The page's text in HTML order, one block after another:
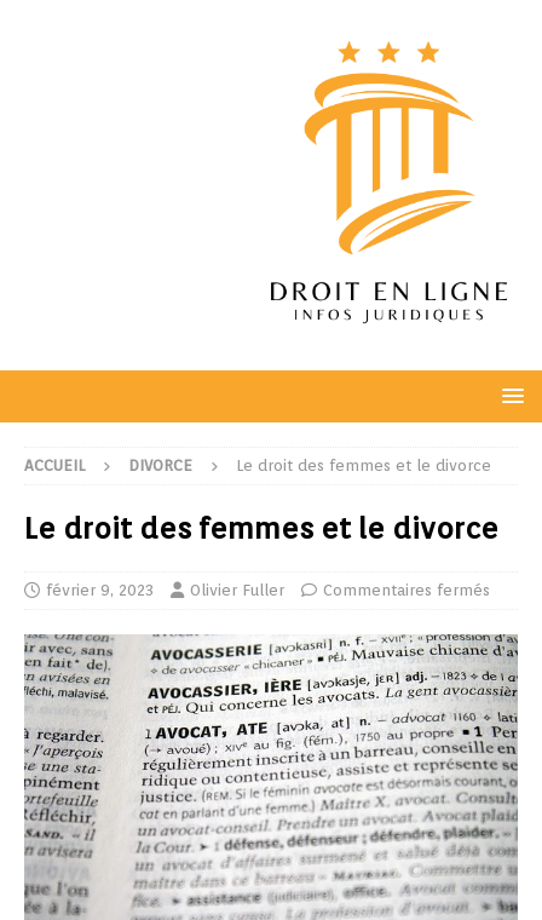
ACCUEIL DIVORCE Le droit des femmes et le divorce
Le droit des femmes et le divorce
février 9, 2023 Olivier Fuller Commentaires fermés